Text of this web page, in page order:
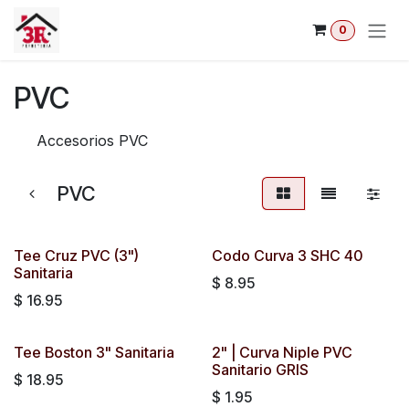
Ir al contenido
0
PVC
Accesorios PVC
PVC
Tee Cruz PVC (3")
Sanitaria
$ 16.95
Codo Curva 3 SHC 40
$ 8.95
Tee Boston 3" Sanitaria
$ 18.95
2" | Curva Niple PVC
Sanitario GRIS
$ 1.95